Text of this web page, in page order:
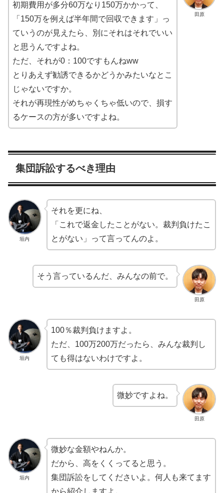
田原
初期費用が多分60万なり150万かかって、
「150万を例えば半年間で回収できます」っ
ていうのが見えたら、別にそれはそれでいい
と思うんですよね。
ただ、それが0：100ですもんねww
とりあえず勧誘できるかどうかみたいなとこ
じゃないですか。
それが再現性がめちゃくちゃ低いので、損す
るケースの方が多いですよね。
集団訴訟するべき理由
垣内
それを更にね、
「これで返金したことがない。裁判負けたこ
とがない」って言ってんのよ。
田原
そう言っているんだ、みんなの前で。
垣内
100％裁判負けますよ。
ただ、100万200万だったら、みんな裁判し
ても得はないわけですよ。
田原
微妙ですよね。
垣内
微妙な金額やねんか。
だから、高をくくってると思う。
集団訴訟をしてくださいよ。何人も来てます
から紹介しますよ。